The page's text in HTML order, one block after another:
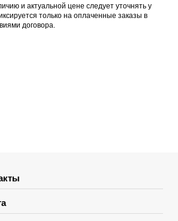
и актуальной цене следует уточнять у
только на оплаченные заказы в
договора.